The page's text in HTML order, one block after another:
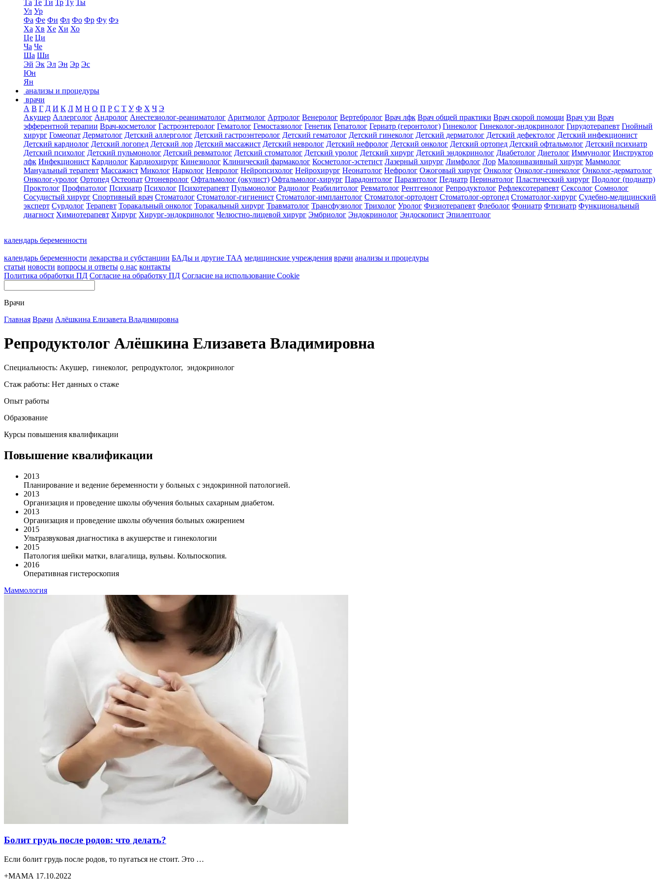
Та Те Ти Тр Ту Ты
Ул Ур
Фа Фе Фи Фл Фо Фр Фу Фэ
Ха Хв Хе Хи Хо
Це Ци
Ча Че
Ша Ши
Эй Эк Эл Эн Эр Эс
Юн
Ян
анализы и процедуры
врачи
А В Г Д И К Л М Н О П Р С Т У Ф Х Ч Э
Акушер Аллерголог Андролог Анестезиолог-реаниматолог Аритмолог Артролог Венеролог Вертебролог Врач лфк Врач общей практики Врач скорой помощи Врач узи Врач
эфферентной терапии Врач-косметолог Гастроэнтеролог Гематолог Гемостазиолог Генетик Гепатолог Гериатр (геронтолог) Гинеколог Гинеколог-эндокринолог Гирудотерапевт Гнойный
хирург Гомеопат Дерматолог Детский аллерголог Детский гастроэнтеролог Детский гематолог Детский гинеколог Детский дерматолог Детский дефектолог Детский инфекционист
Детский кардиолог Детский логопед Детский лор Детский массажист Детский невролог Детский нефролог Детский онколог Детский ортопед Детский офтальмолог Детский психиатр
Детский психолог Детский пульмонолог Детский ревматолог Детский стоматолог Детский уролог Детский хирург Детский эндокринолог Диабетолог Диетолог Иммунолог Инструктор
лфк Инфекционист Кардиолог Кардиохирург Кинезиолог Клинический фармаколог Косметолог-эстетист Лазерный хирург Лимфолог Лор Малоинвазивный хирург Маммолог
Мануальный терапевт Массажист Миколог Нарколог Невролог Нейропсихолог Нейрохирург Неонатолог Нефролог Ожоговый хирург Онколог Онколог-гинеколог Онколог-дерматолог
Онколог-уролог Ортопед Остеопат Отоневролог Офтальмолог (окулист) Офтальмолог-хирург Парадонтолог Паразитолог Педиатр Перинатолог Пластический хирург Подолог (подиатр)
Проктолог Профпатолог Психиатр Психолог Психотерапевт Пульмонолог Радиолог Реабилитолог Ревматолог Рентгенолог Репродуктолог Рефлексотерапевт Сексолог Сомнолог
Сосудистый хирург Спортивный врач Стоматолог Стоматолог-гигиенист Стоматолог-имплантолог Стоматолог-ортодонт Стоматолог-ортопед Стоматолог-хирург Судебно-медицинский
эксперт Сурдолог Терапевт Торакальный онколог Торакальный хирург Травматолог Трансфузиолог Трихолог Уролог Физиотерапевт Флеболог Фониатр Фтизиатр Функциональный
диагност Химиотерапевт Хирург Хирург-эндокринолог Челюстно-лицевой хирург Эмбриолог Эндокринолог Эндоскопист Эпилептолог
календарь беременности
календарь беременности лекарства и субстанции БАДы и другие ТАА медицинские учреждения врачи анализы и процедуры
статьи новости вопросы и ответы о нас контакты
Политика обработки ПД Согласие на обработку ПД Согласие на использование Cookie
Врачи
Главная Врачи Алёшкина Елизавета Владимировна
Репродуктолог Алёшкина Елизавета Владимировна
Специальность: Акушер, гинеколог, репродуктолог, эндокринолог
Стаж работы: Нет данных о стаже
Опыт работы
Образование
Курсы повышения квалификации
Повышение квалификации
2013
Планирование и ведение беременности у больных с эндокринной патологией.
2013
Организация и проведение школы обучения больных сахарным диабетом.
2013
Организация и проведение школы обучения больных ожирением
2015
Ультразвуковая диагностика в акушерстве и гинекологии
2015
Патология шейки матки, влагалища, вульвы. Кольпоскопия.
2016
Оперативная гистероскопия
Маммология
Болит грудь после родов: что делать?
Если болит грудь после родов, то пугаться не стоит. Это …
+МАМА 17.10.2022